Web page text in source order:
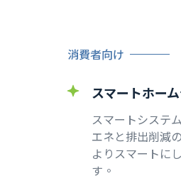
消費者向け
スマートホー
スマートシステ
エネと排出削減
よりスマートに
す。